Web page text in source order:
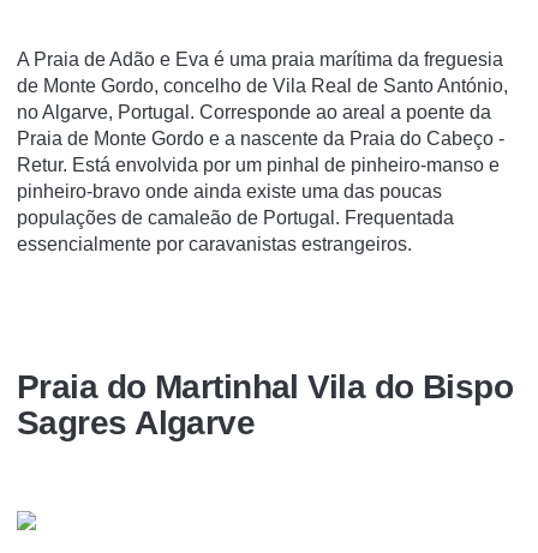
A Praia de Adão e Eva é uma praia marí­tima da freguesia
de Monte Gordo, concelho de Vila Real de Santo António,
no Algarve, Portugal. Corresponde ao areal a poente da
Praia de Monte Gordo e a nascente da Praia do Cabeço -
Retur. Está envolvida por um pinhal de pinheiro-manso e
pinheiro-bravo onde ainda existe uma das poucas
populações de camaleão de Portugal. Frequentada
essencialmente por caravanistas estrangeiros.
Praia do Martinhal Vila do Bispo
Sagres Algarve